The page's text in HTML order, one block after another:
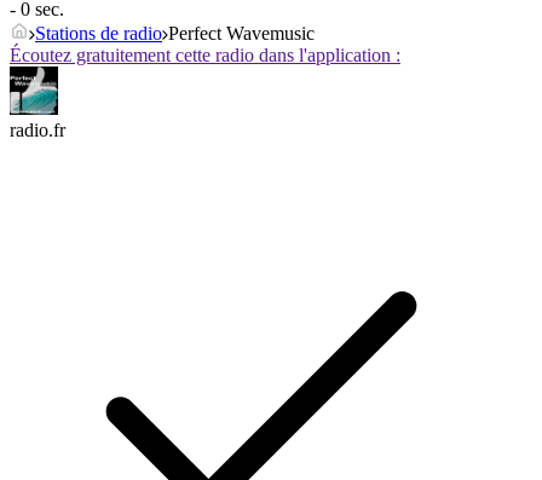
- 0 sec.
Stations de radio Perfect Wavemusic
Écoutez gratuitement cette radio dans l'application :
radio.fr